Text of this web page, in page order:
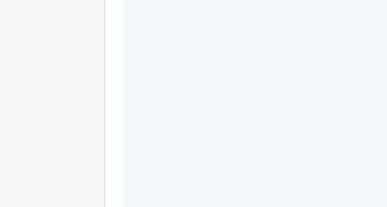
3 Aralık Dünya
Burhaniye Belediyesi 3 Aralık